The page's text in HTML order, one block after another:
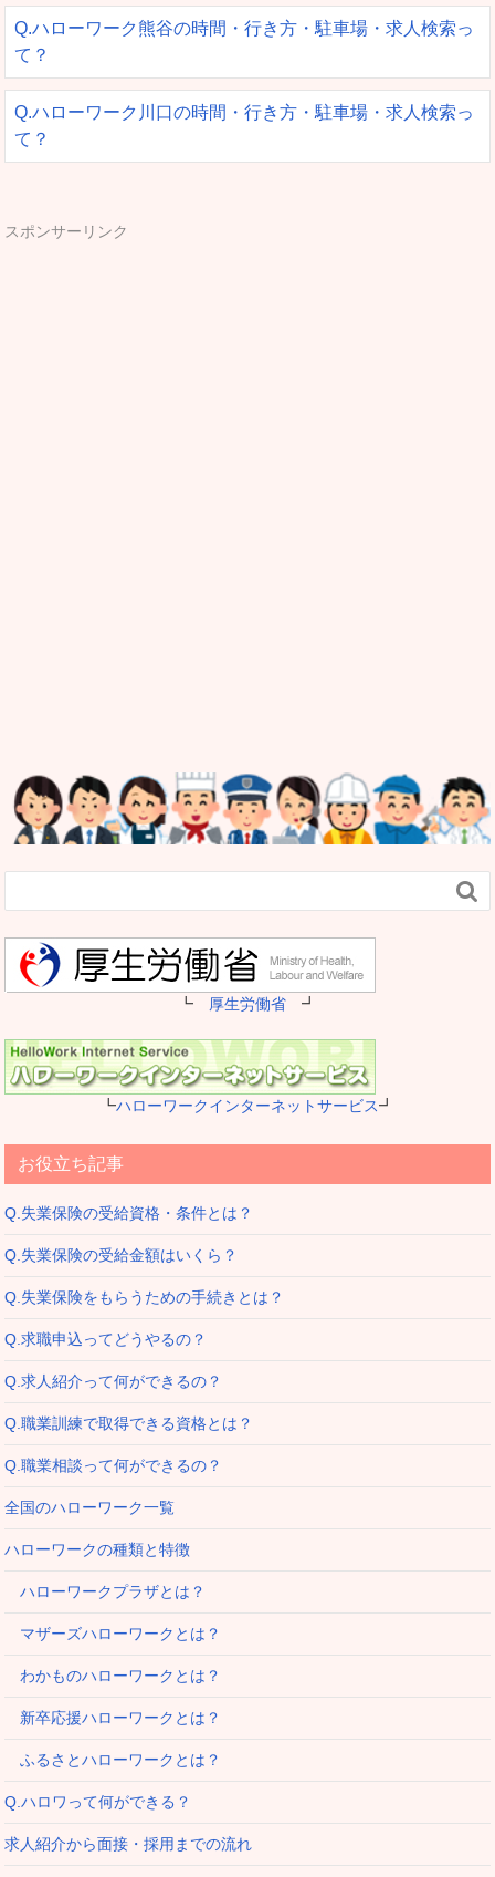
Q.ハローワーク熊谷の時間・行き方・駐車場・求人検索っ
て？
Q.ハローワーク川口の時間・行き方・駐車場・求人検索っ
て？
スポンサーリンク

┗ 厚生労働省 ┛
┗ハローワークインターネットサービス┛
お役立ち記事
Q.失業保険の受給資格・条件とは？
Q.失業保険の受給金額はいくら？
Q.失業保険をもらうための手続きとは？
Q.求職申込ってどうやるの？
Q.求人紹介って何ができるの？
Q.職業訓練で取得できる資格とは？
Q.職業相談って何ができるの？
全国のハローワーク一覧
ハローワークの種類と特徴
ハローワークプラザとは？
マザーズハローワークとは？
わかものハローワークとは？
新卒応援ハローワークとは？
ふるさとハローワークとは？
Q.ハロワって何ができる？
求人紹介から面接・採用までの流れ